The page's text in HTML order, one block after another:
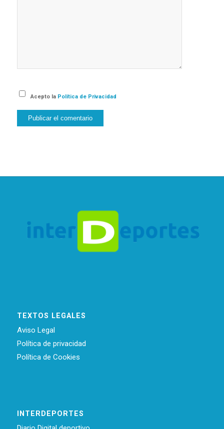
Acepto la Política de Privacidad
TEXTOS LEGALES
Aviso Legal
Política de privacidad
Política de Cookies
INTERDEPORTES